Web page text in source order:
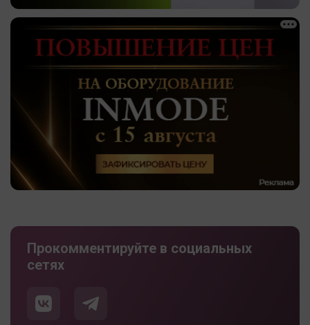
Прокомментируйте в социальных
сетях